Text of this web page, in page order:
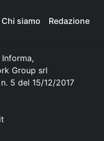
Chi siamo Redazione
Group srl
5 del 15/12/2017